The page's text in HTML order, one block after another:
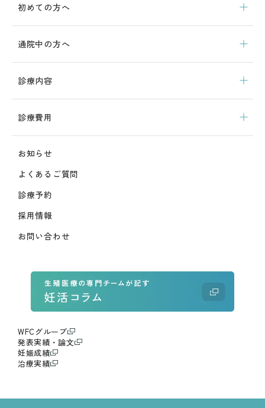
初めての方へ
通院中の方へ
診療内容
診療費用
お知らせ
よくあるご質問
診療予約
採用情報
お問い合わせ
WFCグループ
発表実績・論文
妊娠成績
治療実績